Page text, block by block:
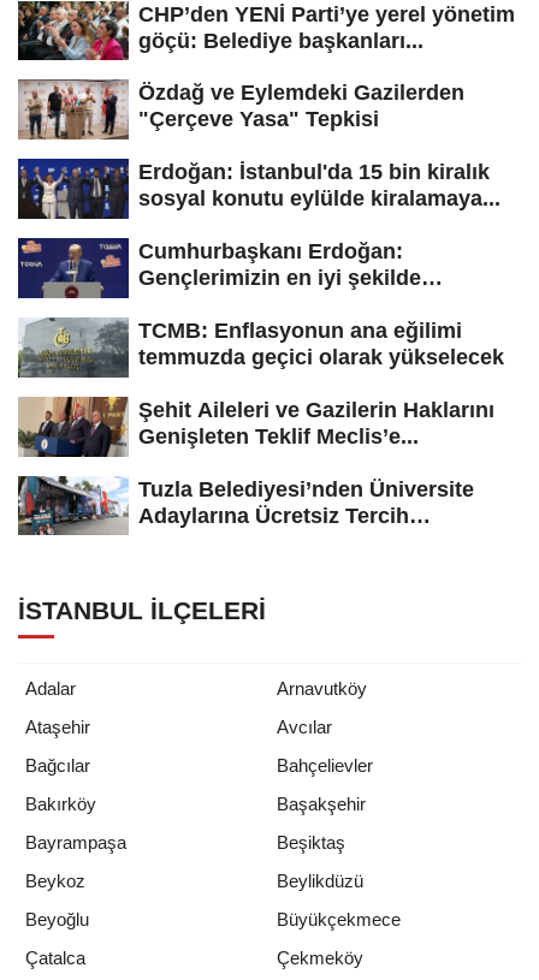
CHP’den YENİ Parti’ye yerel yönetim
göçü: Belediye başkanları...
Özdağ ve Eylemdeki Gazilerden
"Çerçeve Yasa" Tepkisi
Erdoğan: İstanbul'da 15 bin kiralık
sosyal konutu eylülde kiralamaya...
Cumhurbaşkanı Erdoğan:
Gençlerimizin en iyi şekilde
TCMB: Enflasyonun ana eğilimi
temmuzda geçici olarak yükselecek
Şehit Aileleri ve Gazilerin Haklarını
Genişleten Teklif Meclis’e...
Tuzla Belediyesi’nden Üniversite
Adaylarına Ücretsiz Tercih
İSTANBUL İLÇELERI
Adalar
Arnavutköy
Ataşehir
Avcılar
Bağcılar
Bahçelievler
Bakırköy
Başakşehir
Bayrampaşa
Beşiktaş
Beykoz
Beylikdüzü
Beyoğlu
Büyükçekmece
Çatalca
Çekmeköy